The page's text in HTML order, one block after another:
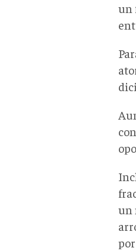
un
un